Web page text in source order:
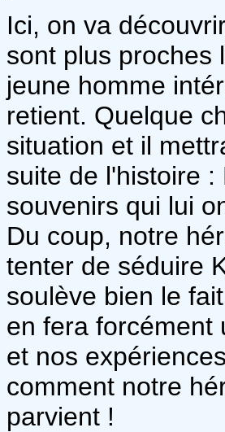
Ici, on va
sont plus proches
jeune homme
retient. Quelque
situation et il
suite de l'histoire
souvenirs qui lui
Du coup, notre
tenter de séduire
soulève bien le
en fera forcément
et nos
comment notre
parvient !